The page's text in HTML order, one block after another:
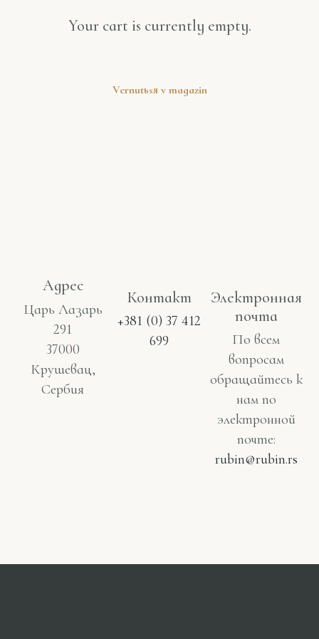
Your cart is currently empty.
Vernutьsя v magazin
Адрес
Царь Лазарь
291
37000
Крушевац,
Сербия
Контакт
+381 (0) 37 412
699
Электронная
почта
По всем
вопросам
обращайтесь к
нам по
электронной
почте:
rubin@rubin.rs